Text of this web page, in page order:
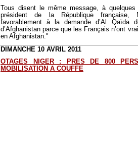
Tous disent le même message, à
président de la République française,
favorablement à la demande d’Al Qaïda
d’Afghanistan parce que les Français n’ont
en Afghanistan."
DIMANCHE 10 AVRIL 2011
OTAGES NIGER : PRES DE 800
MOBILISATION A COUFFE